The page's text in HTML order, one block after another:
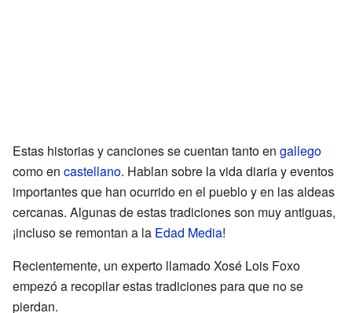
Estas historias y canciones se cuentan tanto en gallego
como en castellano. Hablan sobre la vida diaria y eventos
importantes que han ocurrido en el pueblo y en las aldeas
cercanas. Algunas de estas tradiciones son muy antiguas,
¡incluso se remontan a la Edad Media!
Recientemente, un experto llamado Xosé Lois Foxo
empezó a recopilar estas tradiciones para que no se
pierdan.